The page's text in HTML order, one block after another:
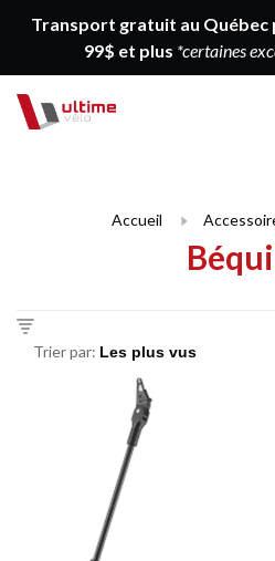
Transport gratuit au Québec
99$ et plus *certaines
Accueil
Trier par: